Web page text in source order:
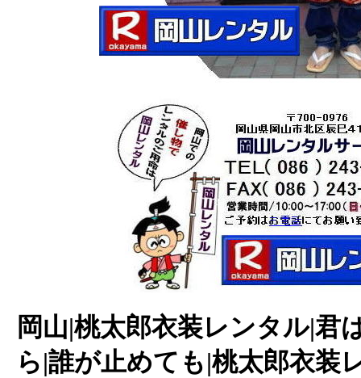
岡山|桃太郎衣装レンタル|君
ら|誰が止めても|桃太郎衣装